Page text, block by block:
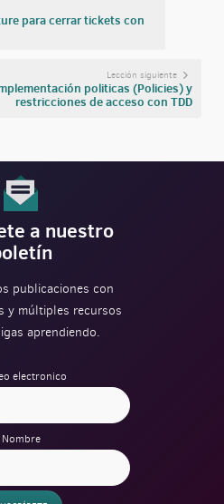
para cerrar tickets con
Lección siguiente
politicas (Policies) y
restricciones de acceso con TDD
a nuestro
publicaciones con
y múltiples recursos
aprendiendo.
electronico
Nombre